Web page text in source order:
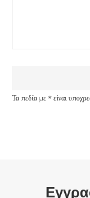
Τα πεδία με * είναι